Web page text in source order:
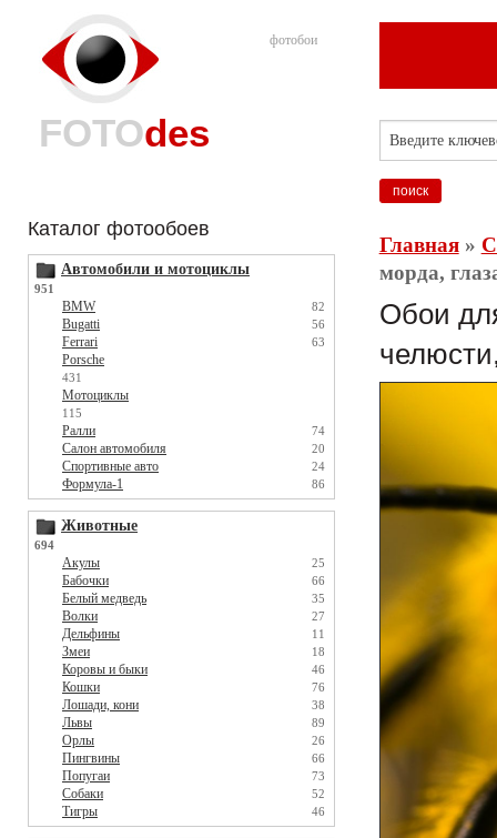
фотобои
FOTOdes
Каталог фотообоев
Автомобили и мотоциклы
951
BMW 82
Bugatti 56
Ferrari 63
Porsche
431
Мотоциклы
115
Ралли 74
Салон автомобиля 20
Спортивные авто 24
Формула-1 86
Животные
694
Акулы 25
Бабочки 66
Белый медведь 35
Волки 27
Дельфины 11
Змеи 18
Коровы и быки 46
Кошки 76
Лошади, кони 38
Львы 89
Орлы 26
Пингвины 66
Попугаи 73
Собаки 52
Тигры 46
Главная»
морда,
Обои